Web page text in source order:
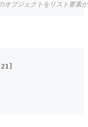
オブジェクトをリスト要素